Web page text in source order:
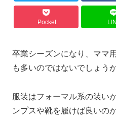
Pocket
卒業シーズンになり、ママ
も多いのではないでしょうか
服装はフォーマル系の装い
ンプスや靴を履けば良いの